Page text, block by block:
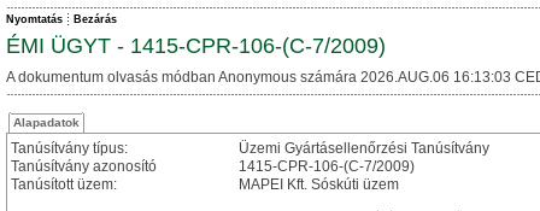
Nyomtatás Bezárás
ÉMI ÜGYT - 1415-CPR-106-(C-7/2009)
A dokumentum olvasás módban Anonymous számára 2026.AUG.06 16:13:03
Alapadatok
Tanúsítvány típus:
Üzemi Gyártásellenőrzési Tanúsítvány
Tanúsítvány azonosító
1415-CPR-106-(C-7/2009)
Tanúsított üzem:
MAPEI Kft. Sóskúti üzem